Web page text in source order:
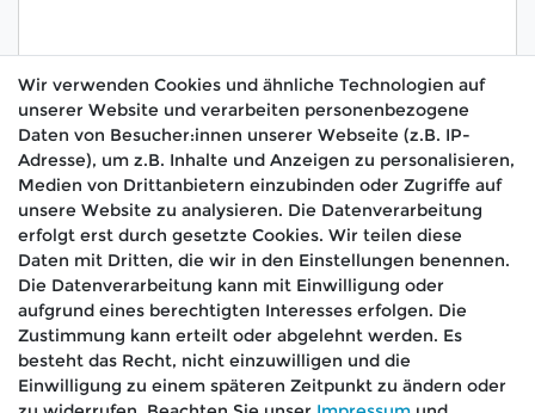
Hiermit bestätige ich, dass ich dieDaten­schutz­
erklärung gelesen habe. *
Absenden
🚚 Schneller Versand
📦 Kostenloser Versand ab 75 €
📞 Kostenlose Beratung per Telefon &
Wir verwenden Cookies und ähnliche Technologien auf
unserer Website und verarbeiten personenbezogene
Daten von Besucher:innen unserer Webseite (z.B. IP-
Adresse), um z.B. Inhalte und Anzeigen zu personalisieren,
Medien von Drittanbietern einzubinden oder Zugriffe auf
unsere Website zu analysieren. Die Datenverarbeitung
erfolgt erst durch gesetzte Cookies. Wir teilen diese
Daten mit Dritten, die wir in den Einstellungen benennen.
Die Datenverarbeitung kann mit Einwilligung oder
aufgrund eines berechtigten Interesses erfolgen. Die
Zustimmung kann erteilt oder abgelehnt werden. Es
besteht das Recht, nicht einzuwilligen und die
Einwilligung zu einem späteren Zeitpunkt zu ändern oder